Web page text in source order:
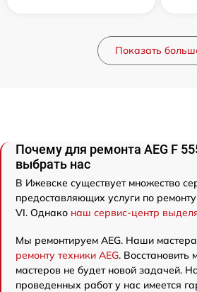
Показать
Почему для ремонта AEG F
выбрать нас
В Ижевске существует множество
предоставляющих услуги по
VI. Однако наш сервис-центр
Мы ремонтируем AEG. Наши
ремонту техники AEG. Восстановить
мастеров не будет новой задачей.
проведенных работ у нас имеется